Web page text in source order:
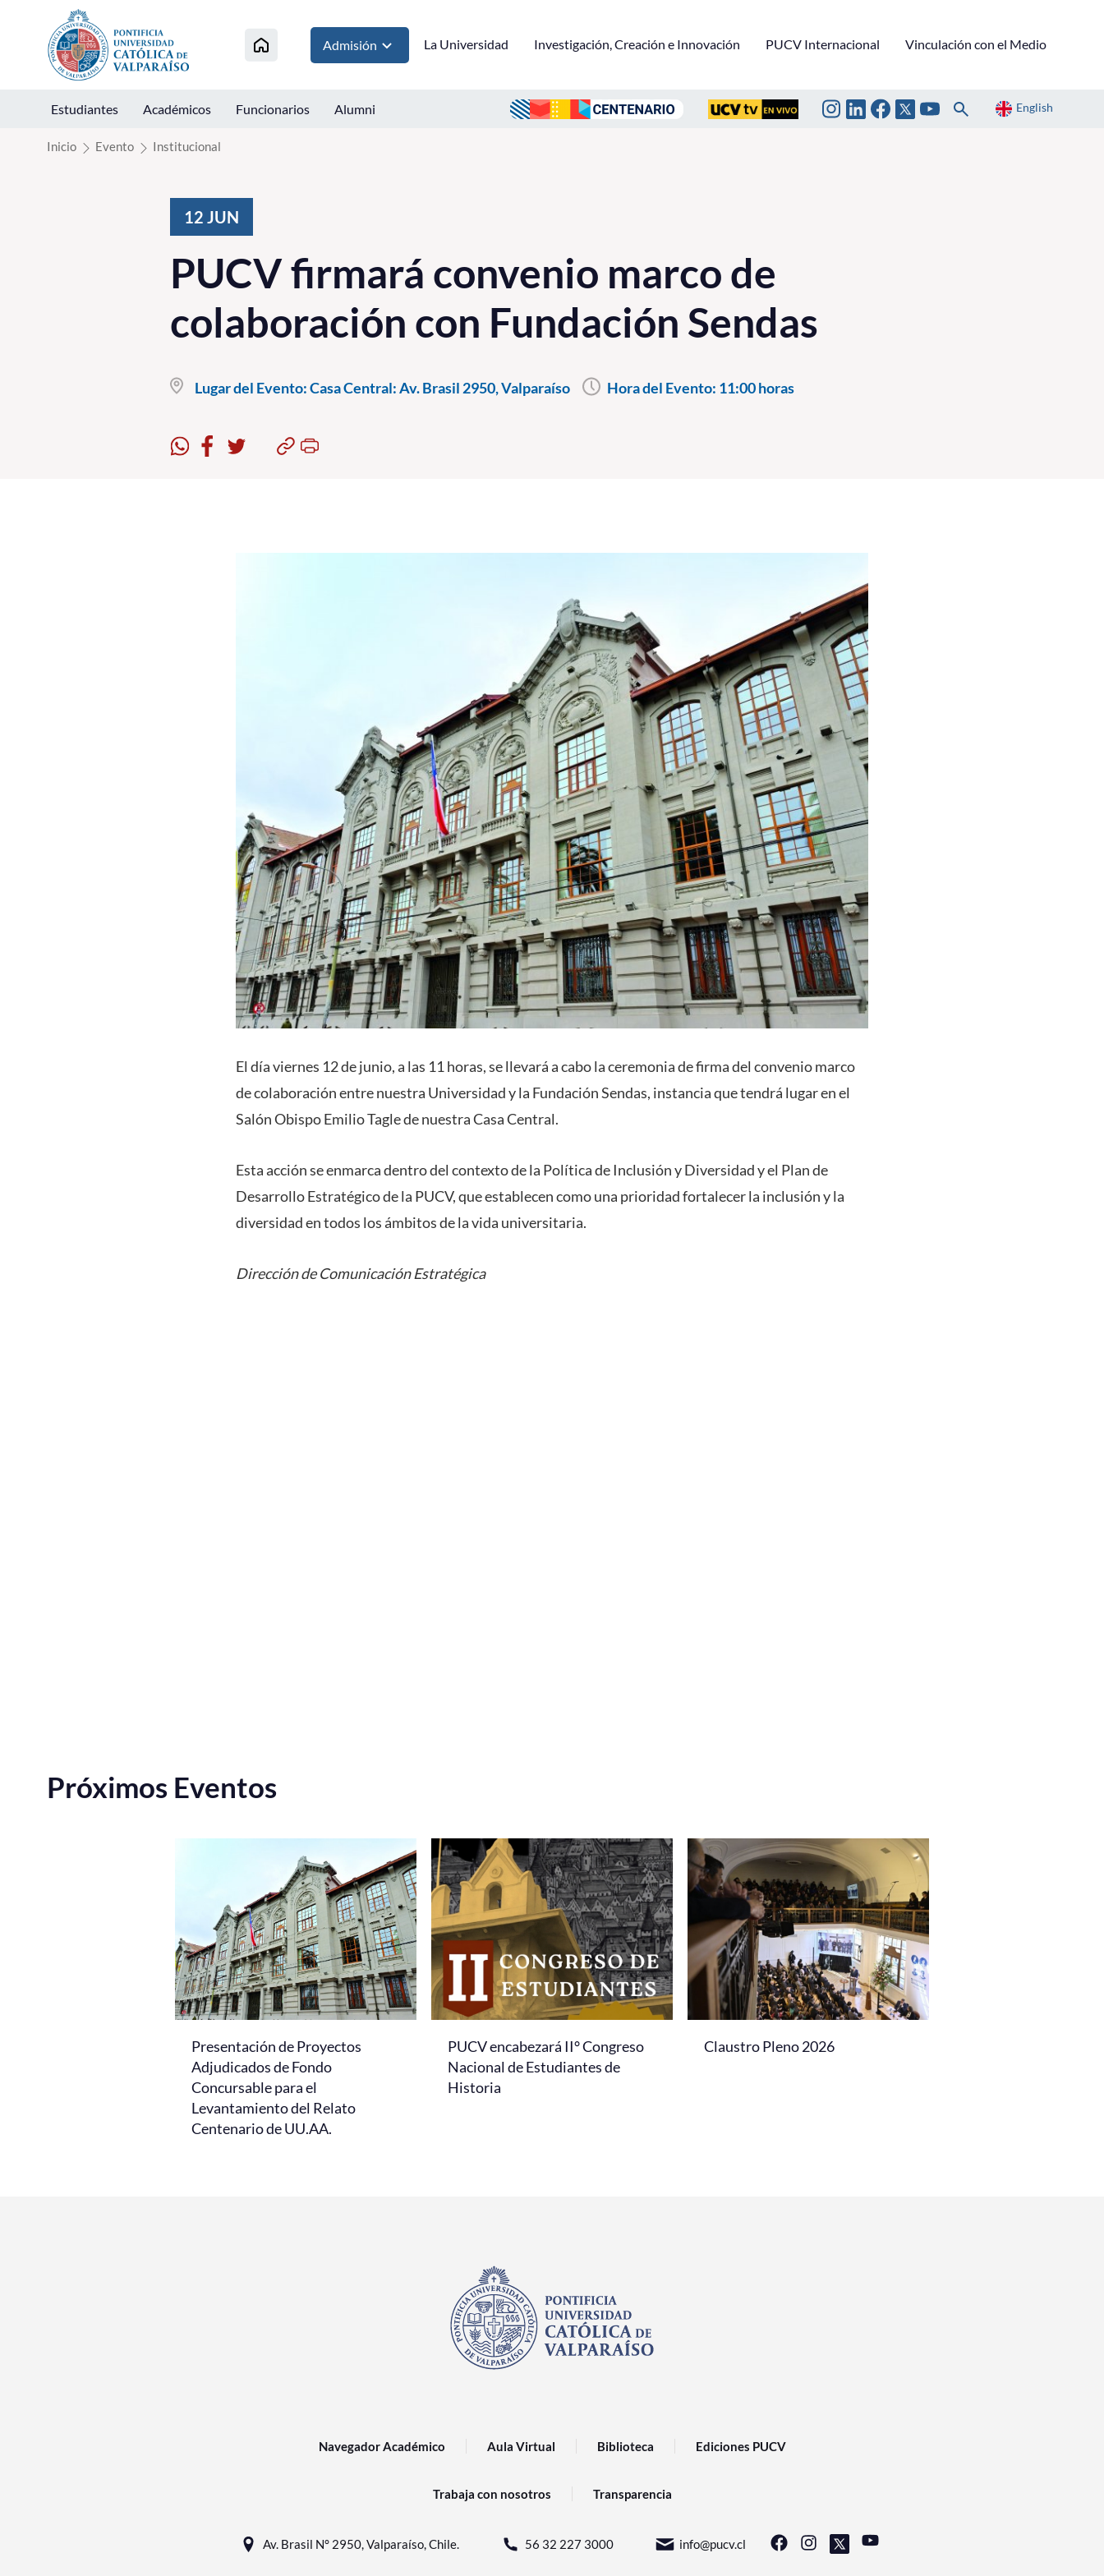
Click acá para ir directamente al contenido
Admisión La Universidad Investigación, Creación e Innovación PUCV Internacional Vinculación con el Medio
Estudiantes Académicos Funcionarios Alumni English
Inicio Evento Institucional
12 JUN
PUCV firmará convenio marco de
colaboración con Fundación Sendas
Lugar del Evento:Casa Central: Av. Brasil 2950, Valparaíso Hora del Evento: 11:00 horas
El día viernes 12 de junio, a las 11 horas, se llevará a cabo la ceremonia de firma del convenio marco
de colaboración entre nuestra Universidad y la Fundación Sendas, instancia que tendrá lugar en el
Salón Obispo Emilio Tagle de nuestra Casa Central.
Esta acción se enmarca dentro del contexto de la Política de Inclusión y Diversidad y el Plan de
Desarrollo Estratégico de la PUCV, que establecen como una prioridad fortalecer la inclusión y la
diversidad en todos los ámbitos de la vida universitaria.
Dirección de Comunicación Estratégica
Próximos Eventos
Presentación de Proyectos
Adjudicados de Fondo
Concursable para el
Levantamiento del Relato
Centenario de UU.AA.
PUCV encabezará II° Congreso
Nacional de Estudiantes de
Historia
Claustro Pleno 2026
Navegador Académico Aula Virtual Biblioteca Ediciones PUCV
Trabaja con nosotros Transparencia
Av. Brasil N° 2950, Valparaíso, Chile. 56 32 227 3000 info@pucv.cl